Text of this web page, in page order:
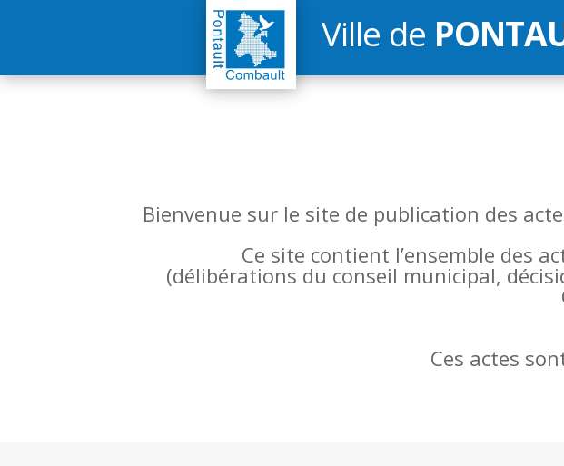
Ville de
Bienvenue sur le site de publication des
Ce site contient l’ensemble des
(délibérations du conseil municipal,
Ces actes